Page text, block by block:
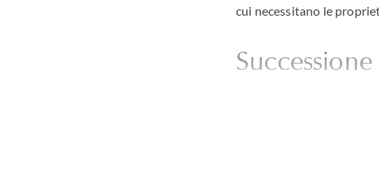
cui necessitano le
dispute ad essi legate
Indipendentemente